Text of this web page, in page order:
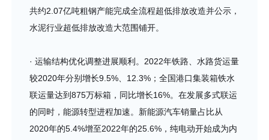
共约2.07亿吨粗钢产能完成全流程超低排放改造并公示，
水泥行业超低排放改造大范围铺开。
· 运输结构优化调整进展顺利。2022年铁路、水路货运量
较2020年分别增长9.5%、12.3%；全国港口集装箱铁水
联运量达到875万标箱，同比增长16%。在发展多式联运
的同时，能源转型进程加速。新能源汽车销量占比从
2020年的5.4%增至2022年的25.6%，纯电动开始成为内